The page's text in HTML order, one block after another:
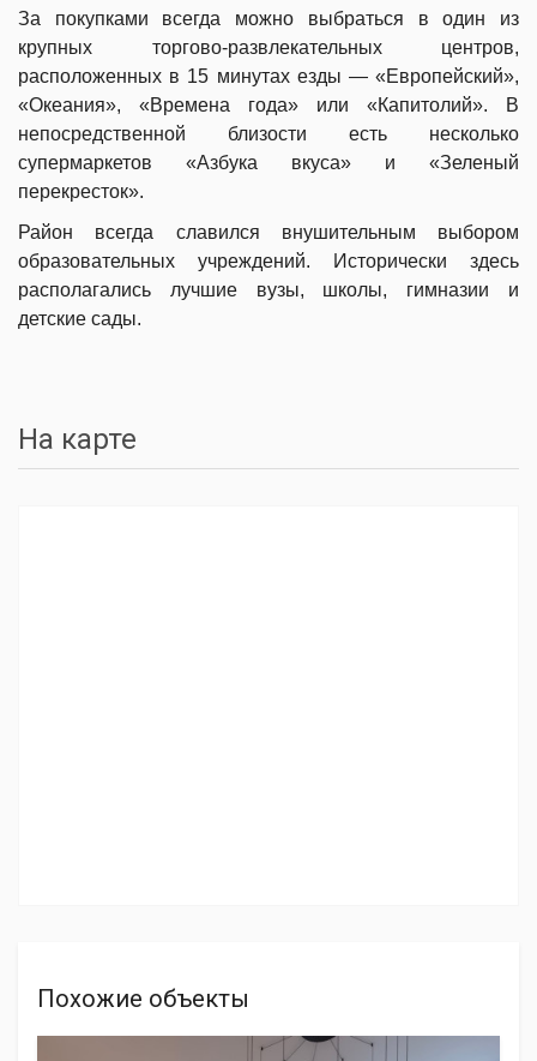
За покупками всегда можно выбраться в один из
крупных торгово-развлекательных центров,
расположенных в 15 минутах езды — «Европейский»,
«Океания», «Времена года» или «Капитолий». В
непосредственной близости есть несколько
супермаркетов «Азбука вкуса» и «Зеленый
перекресток».
Район всегда славился внушительным выбором
образовательных учреждений. Исторически здесь
располагались лучшие вузы, школы, гимназии и
детские сады.
На карте
Похожие объекты